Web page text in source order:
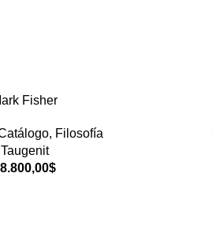
Fisher
, Filosofía
Taugenit
$